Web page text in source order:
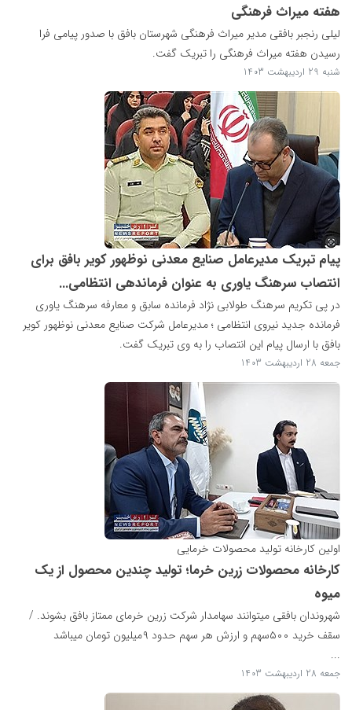
هفته میراث فرهنگی
لیلی رنجبر بافقی مدیر میراث فرهنگی شهرستان بافق با صدور پیامی فرا
رسیدن هفته میراث فرهنگی را تبریک گفت.
شنبه 29 اردیبهشت 1403
پیام تبریک مدیرعامل صنایع معدنی نوظهور کویر بافق برای
انتصاب سرهنگ یاوری به عنوان فرماندهی انتظامی...
در پی تکریم سرهنگ طولابی نژاد فرمانده سابق و معارفه سرهنگ یاوری
فرمانده جدید نیروی انتظامی ؛ مدیرعامل شرکت صنایع معدنی نوظهور کویر
بافق با ارسال پیام این انتصاب را به وی تبریک گفت.
جمعه 28 اردیبهشت 1403
اولین کارخانه تولید محصولات خرمایی
کارخانه محصولات زرین خرما؛ تولید چندین محصول از یک
میوه
شهروندان بافقی میتوانند سهامدار شرکت زرین خرمای ممتاز بافق بشوند. /
سقف خرید ۵۰۰سهم و ارزش هر سهم حدود ۹میلیون تومان میباشد
...
جمعه 28 اردیبهشت 1403